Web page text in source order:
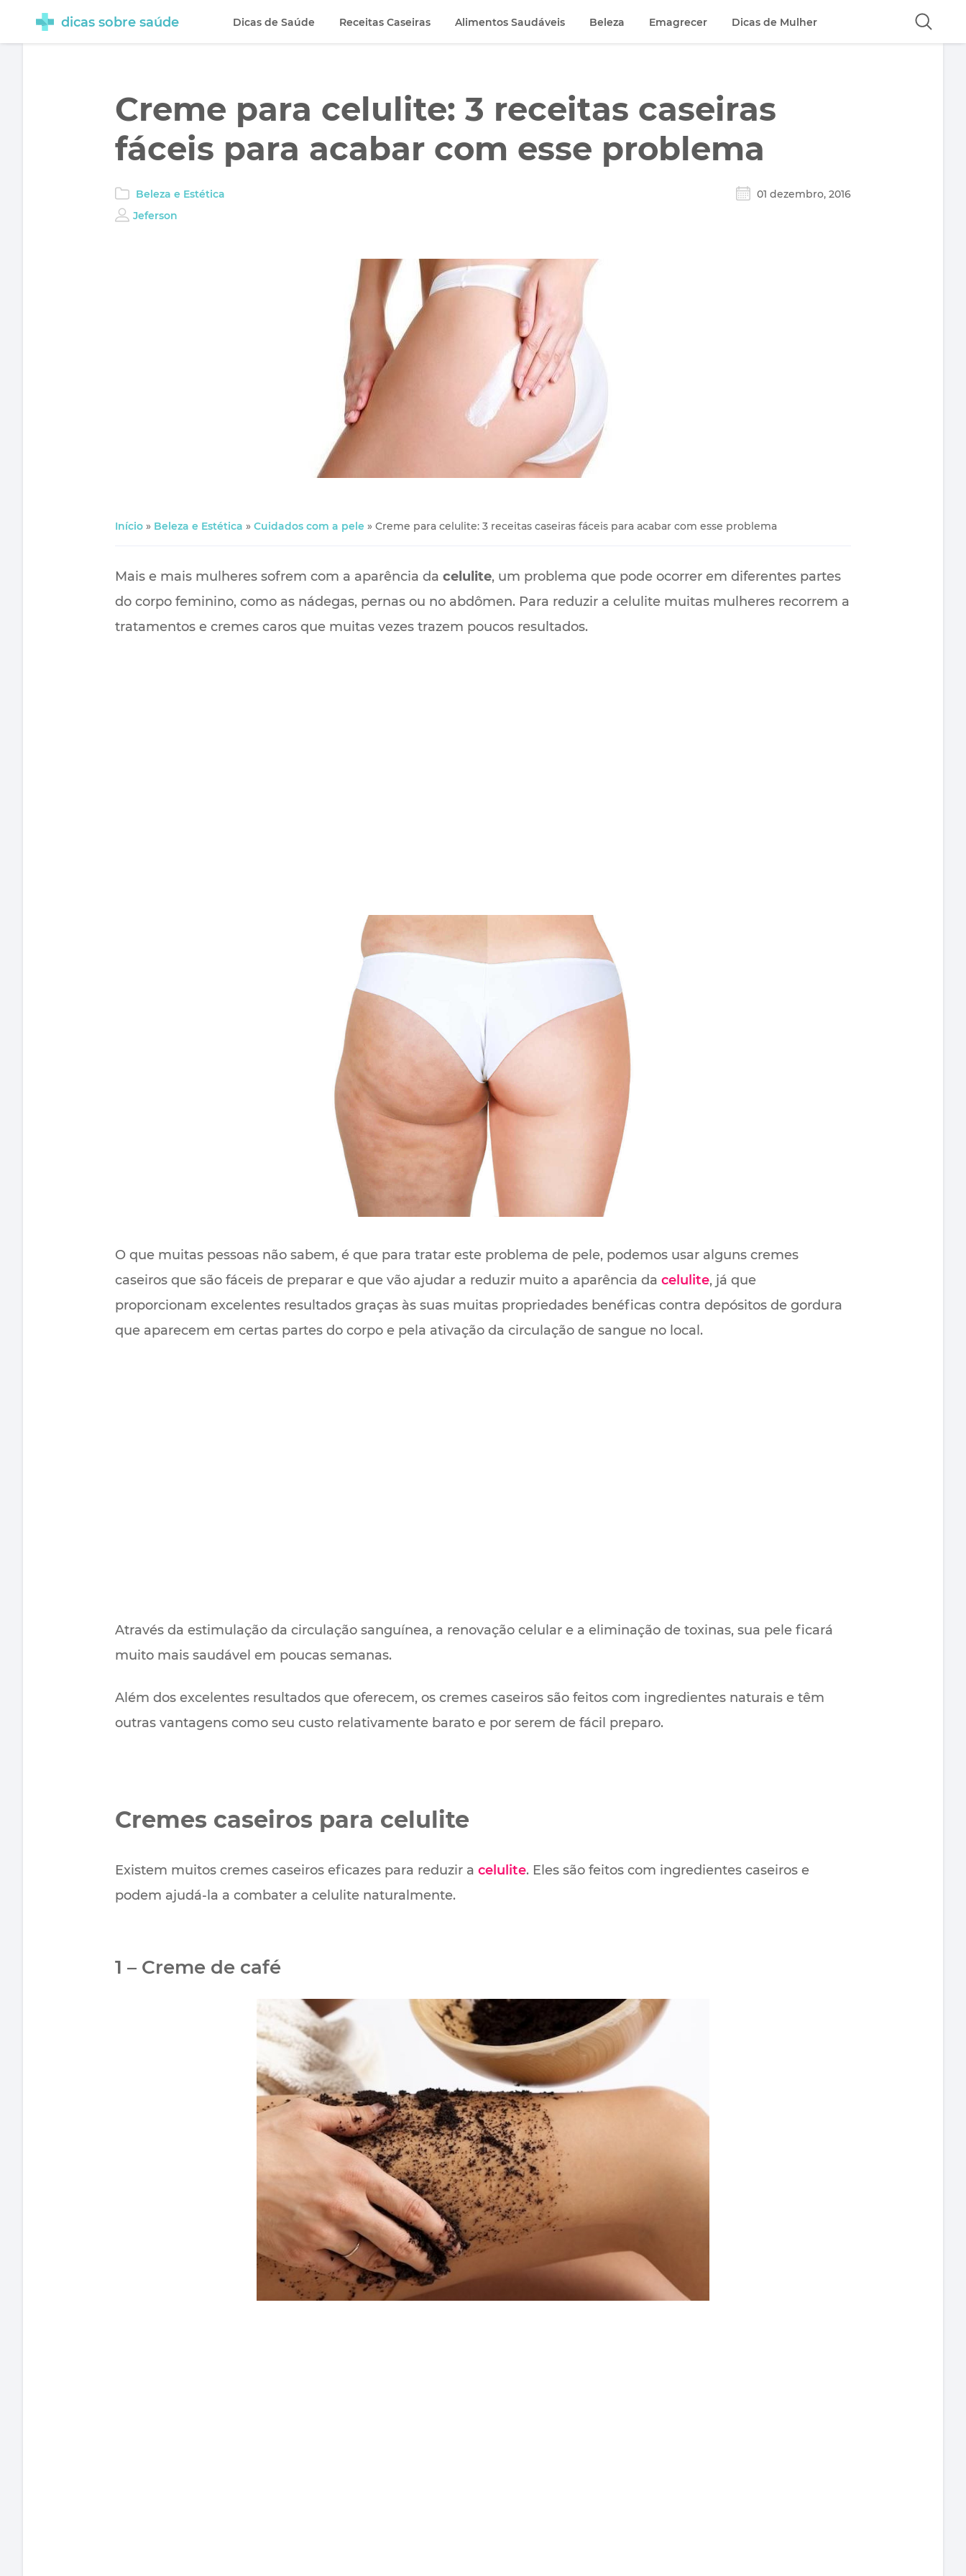
Creme para celulite: 3 receitas caseiras
fáceis para acabar com esse problema
Beleza e Estética
01 dezembro, 2016
Jeferson
Início » Beleza e Estética » Cuidados com a pele » Creme para celulite: 3 receitas caseiras fáceis para acabar com esse problema
Mais e mais mulheres sofrem com a aparência da celulite, um problema que pode ocorrer em diferentes partes
do corpo feminino, como as nádegas, pernas ou no abdômen. Para reduzir a celulite muitas mulheres recorrem a
tratamentos e cremes caros que muitas vezes trazem poucos resultados.
O que muitas pessoas não sabem, é que para tratar este problema de pele, podemos usar alguns cremes
caseiros que são fáceis de preparar e que vão ajudar a reduzir muito a aparência da celulite, já que
proporcionam excelentes resultados graças às suas muitas propriedades benéficas contra depósitos de gordura
que aparecem em certas partes do corpo e pela ativação da circulação de sangue no local.
Através da estimulação da circulação sanguínea, a renovação celular e a eliminação de toxinas, sua pele ficará
muito mais saudável em poucas semanas.
Além dos excelentes resultados que oferecem, os cremes caseiros são feitos com ingredientes naturais e têm
outras vantagens como seu custo relativamente barato e por serem de fácil preparo.
Cremes caseiros para celulite
Existem muitos cremes caseiros eficazes para reduzir a celulite. Eles são feitos com ingredientes caseiros e
podem ajudá-la a combater a celulite naturalmente.
1 – Creme de café
dicas sobre saúde Dicas de Saúde Receitas Caseiras Alimentos Saudáveis Beleza Emagrecer Dicas de Mulher